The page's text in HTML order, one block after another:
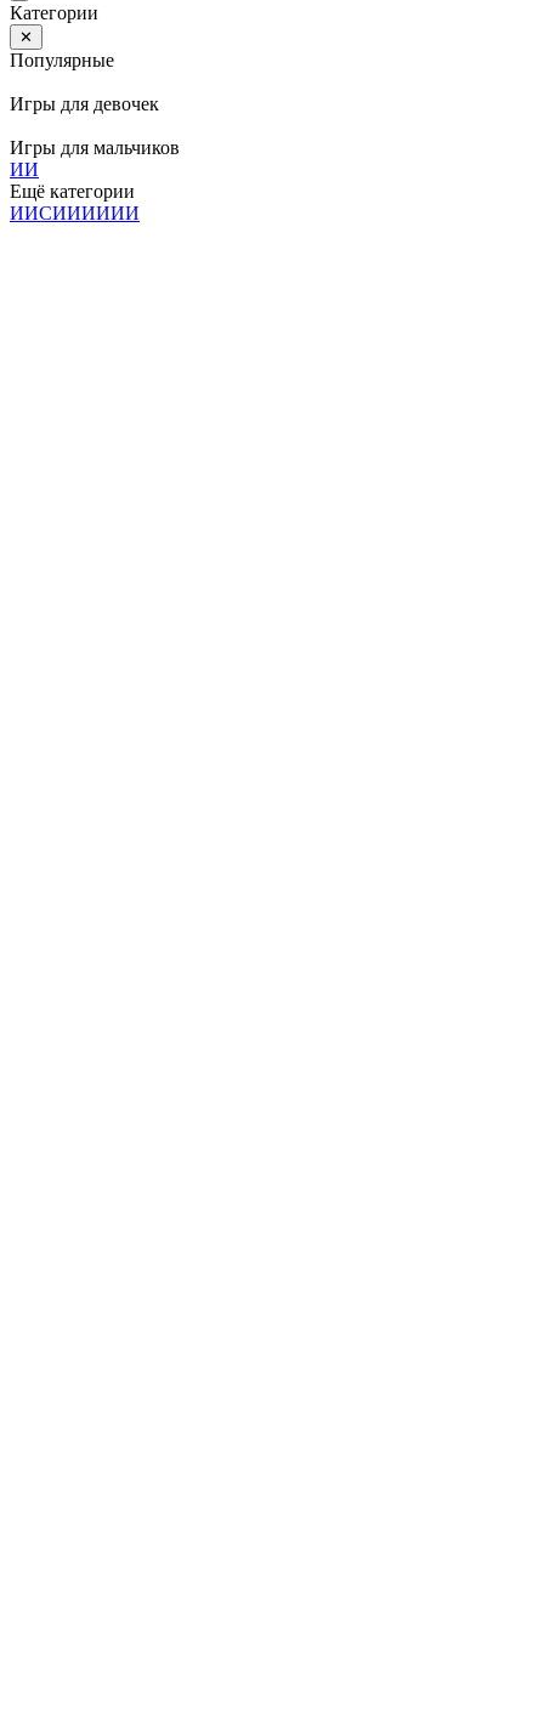
Категории
✕
Популярные
Игры для девочек
Игры для мальчиков
ИИ
Ещё категории
ИИСИИИИИИ